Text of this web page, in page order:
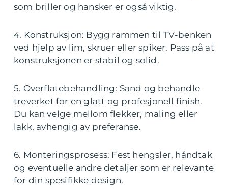
som briller og hansker er også viktig.
4. Konstruksjon: Bygg rammen til TV-benken
ved hjelp av lim, skruer eller spiker. Pass på at
konstruksjonen er stabil og solid.
5. Overflatebehandling: Sand og behandle
treverket for en glatt og profesjonell finish.
Du kan velge mellom flekker, maling eller
lakk, avhengig av preferanse.
6. Monteringsprosess: Fest hengsler, håndtak
og eventuelle andre detaljer som er relevante
for din spesifikke design.